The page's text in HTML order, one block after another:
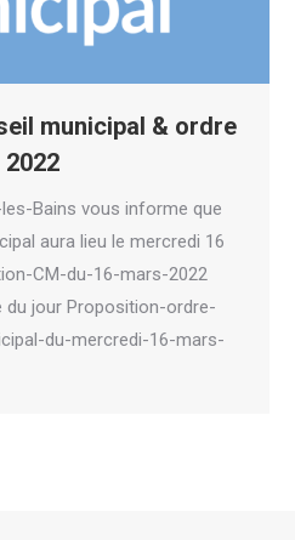
municipal & ordre
Bains vous informe que
aura lieu le mercredi 16
CM-du-16-mars-2022
du jour Proposition-ordre-
du-mercredi-16-mars-